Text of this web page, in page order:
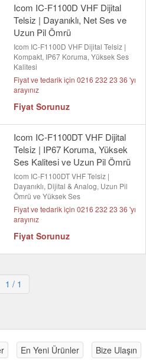
Icom IC-F1100D VHF Dijital
Telsiz | Dayanıklı, Net Ses ve
Uzun Pil Ömrü
Icom IC-F1100D VHF Dijital Telsiz |
Kompakt, IP67 Koruma, Yüksek Ses
Kalitesi
Fiyat ve tedarik için 0216 232 23 36 'yı
arayınız
Fiyat Sorunuz
Icom IC-F1100DT VHF Dijital
Telsiz | IP67 Koruma, Yüksek
Ses Kalitesi ve Uzun Pil Ömrü
Icom IC-F1100DT VHF Telsiz |
Dayanıklı, Dijital & Analog, Uzun Pil
Ömrü ve Yüksek Ses
Fiyat ve tedarik için 0216 232 23 36 'yı
arayınız
Fiyat Sorunuz
1 / 1
En Yeni Ürünler Bize Ulaşın